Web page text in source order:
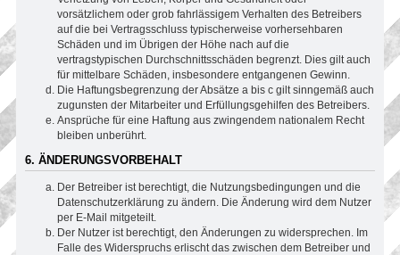
vorsätzlichem oder grob fahrlässigem Verhalten des Betreibers
auf die bei Vertragsschluss typischerweise vorhersehbaren
Schäden und im Übrigen der Höhe nach auf die
vertragstypischen Durchschnittsschäden begrenzt. Dies gilt auch
für mittelbare Schäden, insbesondere entgangenen Gewinn.
Die Haftungsbegrenzung der Absätze a bis c gilt sinngemäß auch
zugunsten der Mitarbeiter und Erfüllungsgehilfen des Betreibers.
Ansprüche für eine Haftung aus zwingendem nationalem Recht
bleiben unberührt.
6. ÄNDERUNGSVORBEHALT
Der Betreiber ist berechtigt, die Nutzungsbedingungen und die
Datenschutzerklärung zu ändern. Die Änderung wird dem Nutzer
per E-Mail mitgeteilt.
Der Nutzer ist berechtigt, den Änderungen zu widersprechen. Im
Falle des Widerspruchs erlischt das zwischen dem Betreiber und